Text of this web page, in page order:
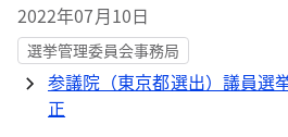
2022年07月10日
選挙管理委員会事務局
参議院（東京都選出）議員
正